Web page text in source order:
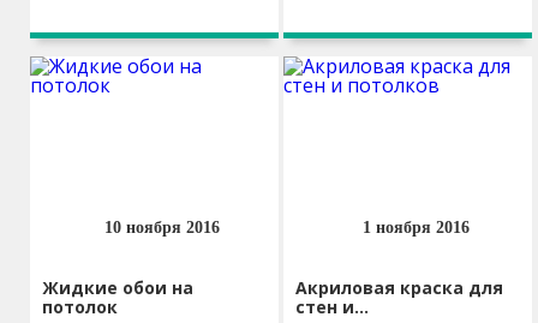
10 ноября 2016
Жидкие обои на
потолок
1 ноября 2016
Акриловая краска для
стен и…